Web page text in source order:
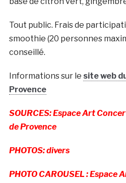
Tout public. Frais de
smoothie (20 personnes
conseillé.
Informations sur le site web
Provence
SOURCES: Espace Art
de Provence
PHOTOS: divers
PHOTO CAROUSEL : Espace